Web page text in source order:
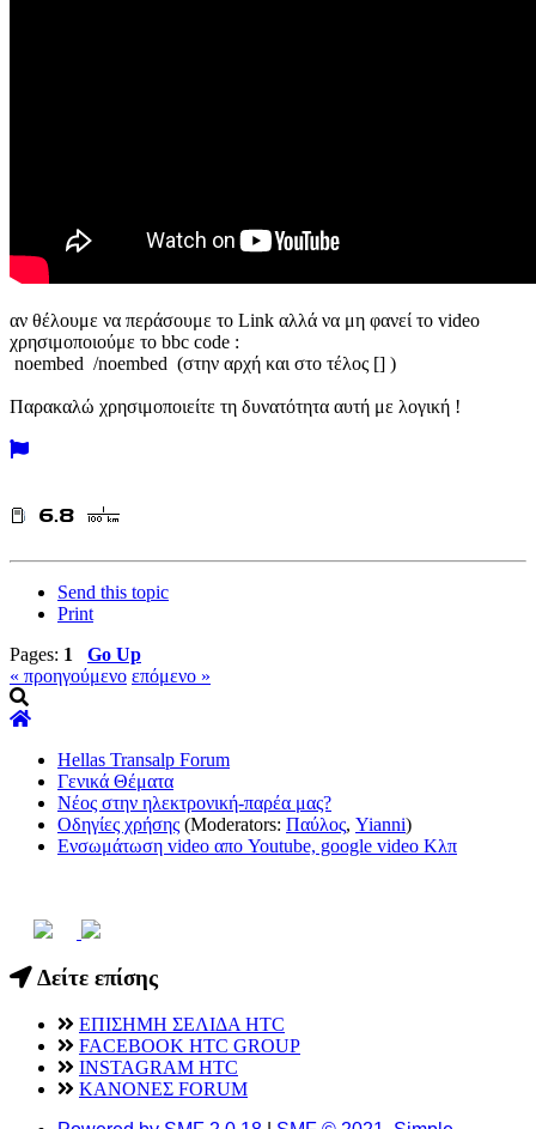
αν θέλουμε να περάσουμε το Link αλλά να μη φανεί το video
χρησιμοποιούμε το bbc code :
noembed /noembed (στην αρχή και στο τέλος [] )
Παρακαλώ χρησιμοποιείτε τη δυνατότητα αυτή με λογική !
Send this topic
Print
Pages: 1
Go Up
« προηγούμενο επόμενο »
Hellas Transalp Forum
Γενικά Θέματα
Νέος στην ηλεκτρονική-παρέα μας?
Οδηγίες χρήσης (Moderators: Παύλος, Yianni)
Ενσωμάτωση video απο Youtube, google video Κλπ
Δείτε επίσης
ΕΠΙΣΗΜΗ ΣΕΛΙΔΑ HTC
FACEBOOK HTC GROUP
INSTAGRAM HTC
ΚΑΝΟΝΕΣ FORUM